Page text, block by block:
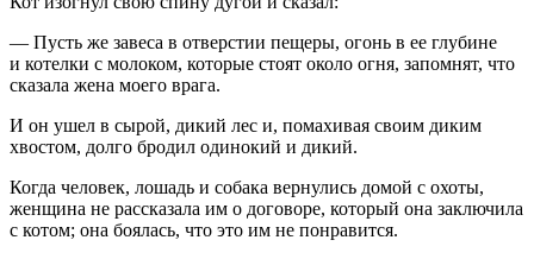
— Пусть же завеса в отверстии пещеры, огонь в ее глубине
и котелки с молоком, которые стоят около огня, запомнят, что
сказала жена моего врага.
И он ушел в сырой, дикий лес и, помахивая своим диким
хвостом, долго бродил одинокий и дикий.
Когда человек, лошадь и собака вернулись домой с охоты,
женщина не рассказала им о договоре, который она заключила
с котом; она боялась, что это им не понравится.